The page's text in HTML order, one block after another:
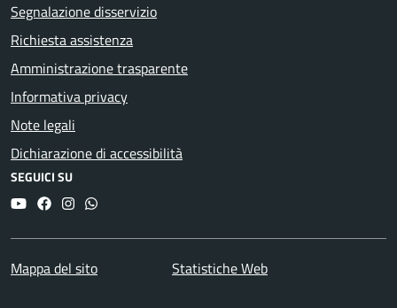
Segnalazione disservizio
Richiesta assistenza
Amministrazione trasparente
Informativa privacy
Note legali
Dichiarazione di accessibilità
SEGUICI SU
YouTubeFacebookInstagram
Whatsapp
Mappa del sito Statistiche Web